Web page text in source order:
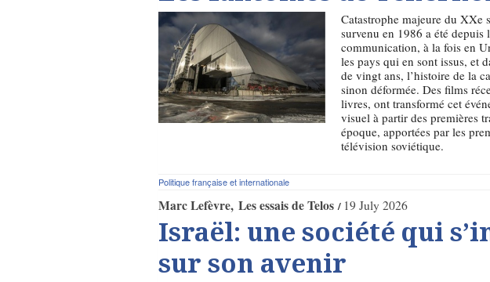
Catastrophe majeure du XXe
survenu en 1986 a été depuis
communication, à la fois en
les pays qui en sont issus, et
de vingt ans, l’histoire de la
sinon déformée. Des films
livres, ont transformé cet
visuel à partir des premières
époque, apportées par les
télévision soviétique.
Politique française et internationale
Marc Lefèvre Les essais de Telos 19 July 2026
Israël: une société qui
sur son avenir